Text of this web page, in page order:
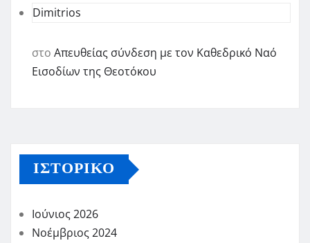
Dimitrios
στο Απευθείας σύνδεση με τον Καθεδρικό Ναό
Εισοδίων της Θεοτόκου
ΙΣΤΟΡΙΚΌ
Ιούνιος 2026
Νοέμβριος 2024